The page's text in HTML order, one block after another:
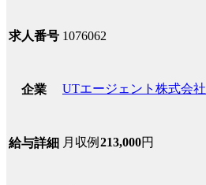
求人番号 1076062
企業 UTエージェント株式会社
給与詳細 月収例 213,000円